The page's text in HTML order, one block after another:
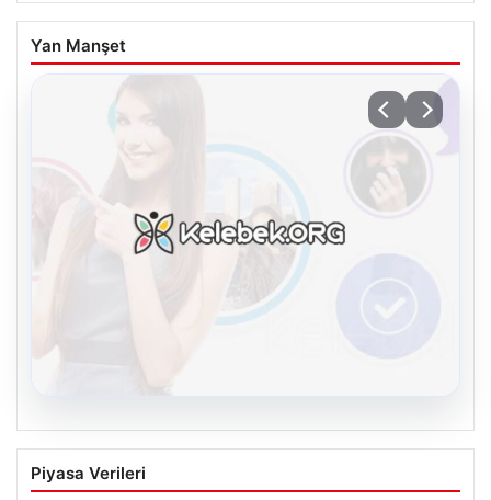
Yan Manşet
Kelebek sohbet platformu İle Dijital
İletişimin Güvenli Adresi Ve Chat
Piyasa Verileri